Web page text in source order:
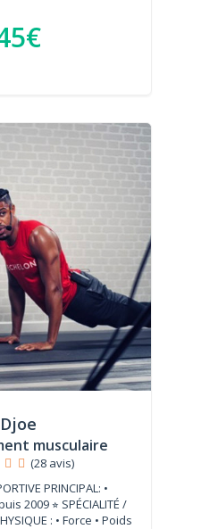
Djoe
musculaire
(28 avis)
PRINCIPAL: •
2009 ⭐︎ SPÉCIALITÉ /
: • Force • Poids